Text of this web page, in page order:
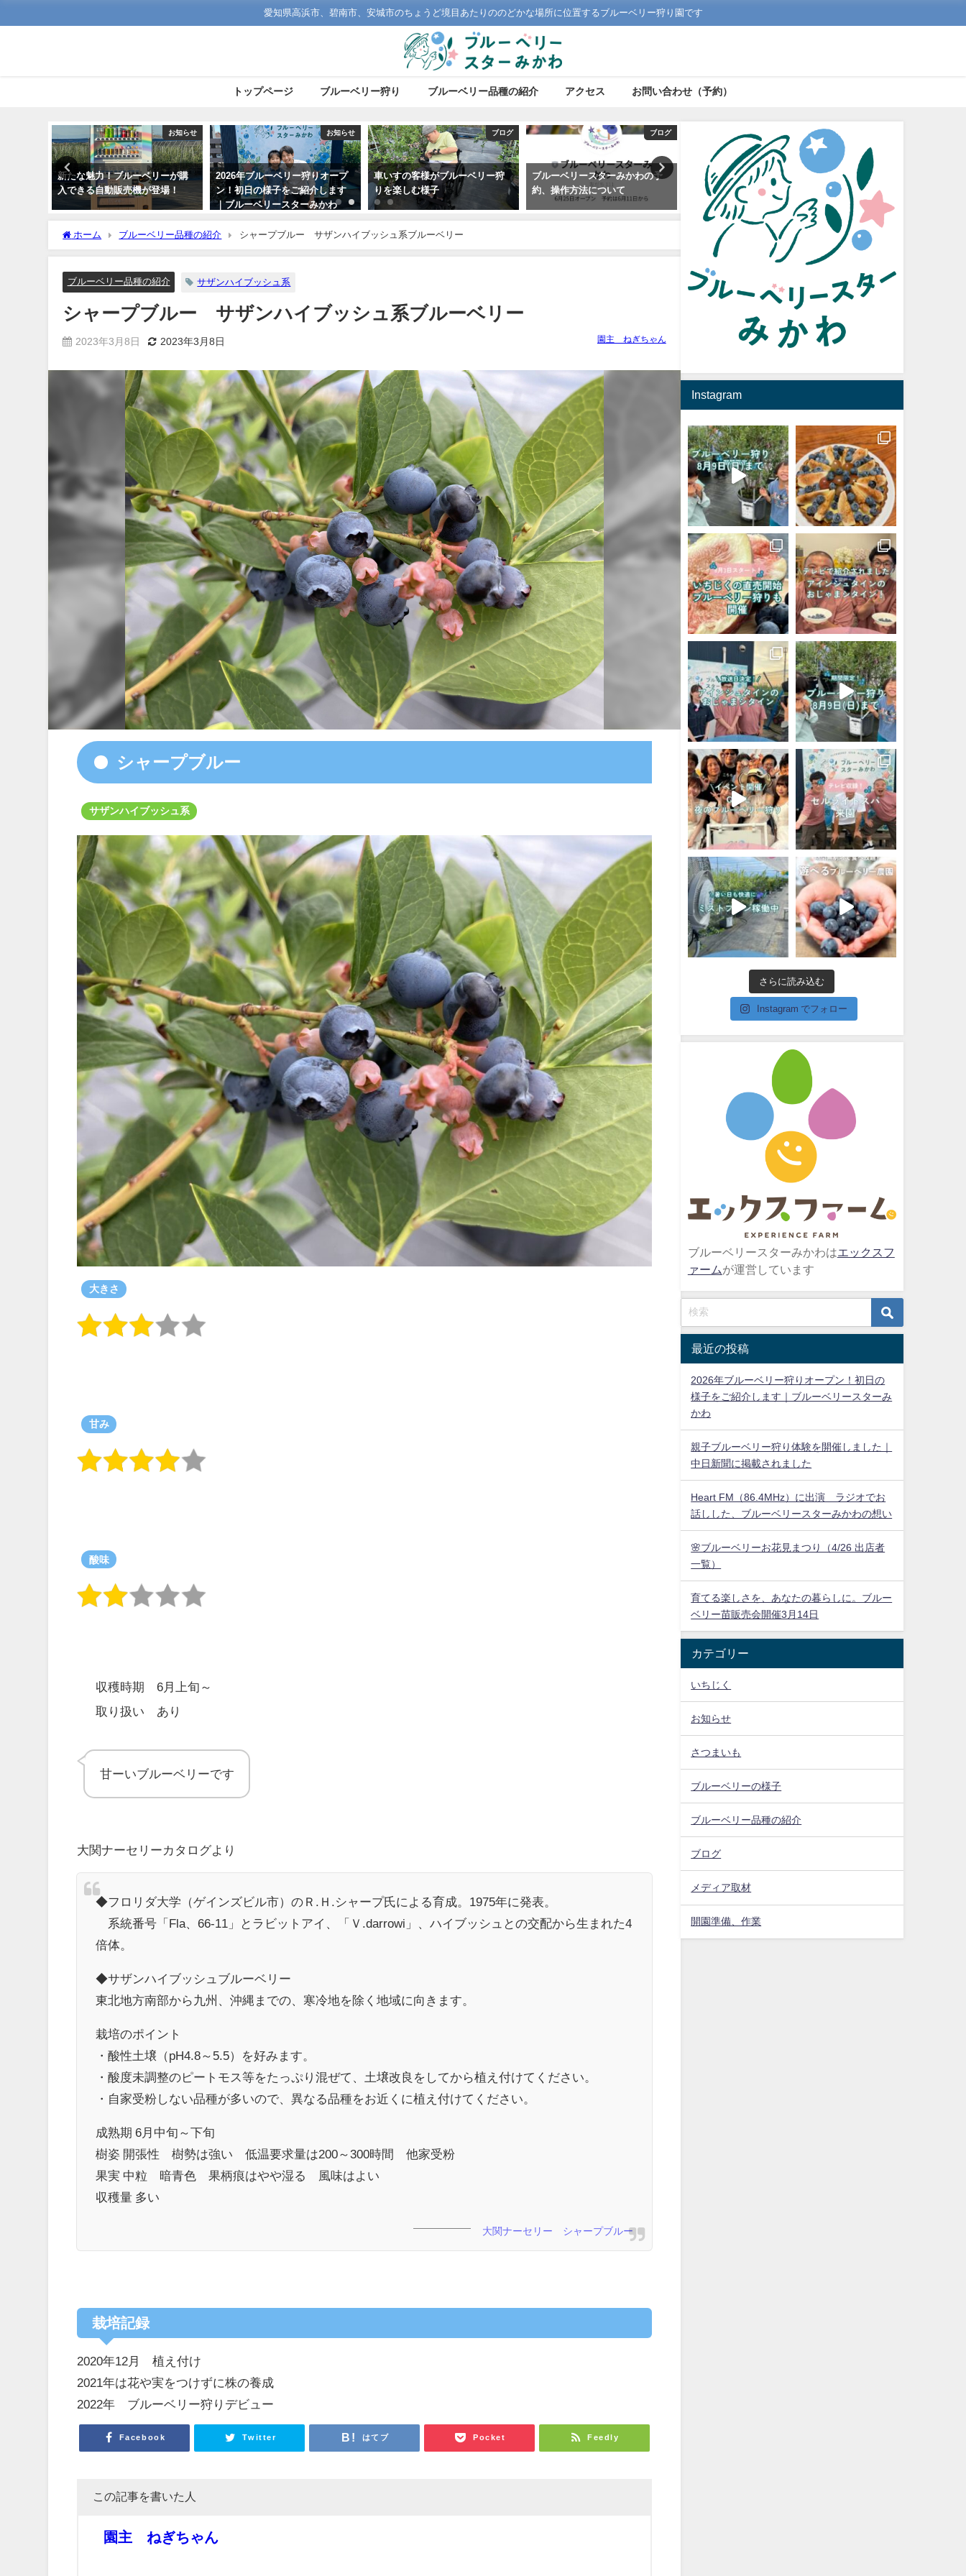
愛知県高浜市、碧南市、安城市のちょうど境目あたりののどかな場所に位置するブルーベリー狩り園です
トップページ ブルーベリー狩り ブルーベリー品種の紹介 アクセス お問い合わせ（予約）
お知らせ
新たな魅力！ブルーベリーが購
入できる自動販売機が登場！
お知らせ
2026年ブルーベリー狩りオープ
ン！初日の様子をご紹介します
｜ブルーベリースターみかわ
ブログ
車いすの客様がブルーベリー狩
りを楽しむ様子
ブログ
ブルーベリースターみかわの予
約、操作方法について
お知らせ
親子ブルーベリー狩り体験を開
催しました｜中日新聞に掲載さ
れました
新たな魅力！ブルーベリー
入できる自動販売機が登場
ホーム ブルーベリー品種の紹介 シャープブルー サザンハイブッシュ系ブルーベリー
ブルーベリー品種の紹介 サザンハイブッシュ系
シャープブルー サザンハイブッシュ系ブルーベリー
2023年3月8日 2023年3月8日 園主 ねぎちゃん
シャープブルー
サザンハイブッシュ系
大きさ
甘み
酸味
収穫時期 6月上旬～
取り扱い あり
甘ーいブルーベリーです
大関ナーセリーカタログより
◆フロリダ大学（ゲインズビル市）のＲ.Ｈ.シャープ氏による育成。1975年に発表。
系統番号「Fla、66-11」とラビットアイ、「Ｖ.darrowi」、ハイブッシュとの交配から生まれた4
倍体。
◆サザンハイブッシュブルーベリー
東北地方南部から九州、沖縄までの、寒冷地を除く地域に向きます。
栽培のポイント
・酸性土壌（pH4.8～5.5）を好みます。
・酸度未調整のピートモス等をたっぷり混ぜて、土壌改良をしてから植え付けてください。
・自家受粉しない品種が多いので、異なる品種をお近くに植え付けてください。
成熟期 6月中旬～下旬
樹姿 開張性 樹勢は強い 低温要求量は200～300時間 他家受粉
果実 中粒 暗青色 果柄痕はやや湿る 風味はよい
収穫量 多い
大関ナーセリー シャープブルー
栽培記録
2020年12月 植え付け
2021年は花や実をつけずに株の養成
2022年 ブルーベリー狩りデビュー
Facebook Twitter はてブ Pocket Feedly
この記事を書いた人
園主 ねぎちゃん
Instagram
さらに読み込む
Instagram でフォロー
ブルーベリースターみかわはエックスフ
ァームが運営しています
最近の投稿
2026年ブルーベリー狩りオープン！初日の
様子をご紹介します｜ブルーベリースターみ
かわ
親子ブルーベリー狩り体験を開催しました｜
中日新聞に掲載されました
Heart FM（86.4MHz）に出演 ラジオでお
話しした、ブルーベリースターみかわの想い
🌸ブルーベリーお花見まつり（4/26 出店者
一覧）
育てる楽しさを、あなたの暮らしに。ブルー
ベリー苗販売会開催3月14日
カテゴリー
いちじく
お知らせ
さつまいも
ブルーベリーの様子
ブルーベリー品種の紹介
ブログ
メディア取材
開園準備、作業